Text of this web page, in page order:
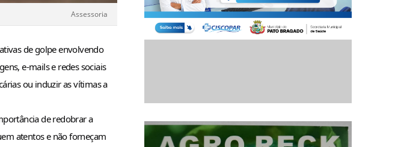
Assessoria
de golpe envolvendo
e-mails e redes sociais
ou induzir as vítimas a
de redobrar a
atentos e não forneçam